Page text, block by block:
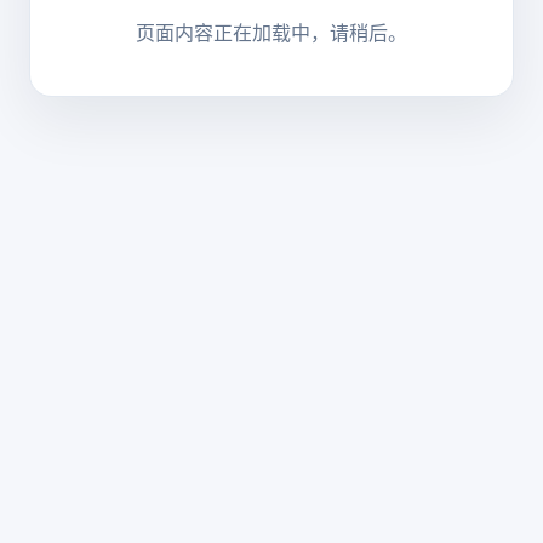
页面内容正在加载中，请稍后。